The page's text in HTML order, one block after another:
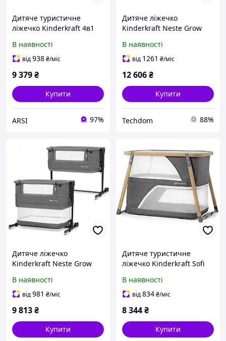
Дитяче туристичне
ліжечко Kinderkraft 4в1
В наявності
від938₴/міс
9 379₴
Купити
ARSI 97%
Дитяче ліжечко
Kinderkraft Neste Grow
Пониженим Дном
Бежевий (код не
В наявності
від 1261 ₴/міс
12 606₴
Купити
Techdom 88%
Дитяче ліжечко
Kinderkraft Neste Grow
В наявності
від981 ₴/міс
9 813₴
Купити
Дитяче туристичне
ліжечко Kinderkraft Sofi
В наявності
від834₴/міс
8 344₴
Купити